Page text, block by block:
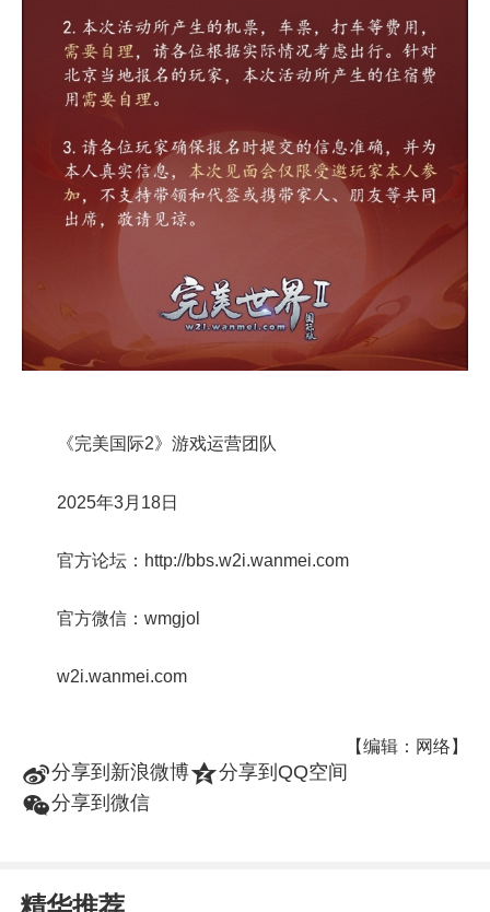
《完美国际2》游戏运营团队
2025年3月18日
官方论坛：http://bbs.w2i.wanmei.com
官方微信：wmgjol
w2i.wanmei.com
【编辑：网络】
t分享到新浪微博z分享到QQ空间
w分享到微信
精华推荐